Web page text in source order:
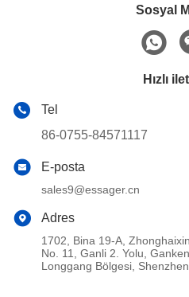
Sosyal
Hızlı
Tel
86-0755-84571117
E-posta
sales9@essager.cn
Adres
1702, Bina 19-A,
No. 11, Ganli 2. Yolu,
Longgang Bölgesi,